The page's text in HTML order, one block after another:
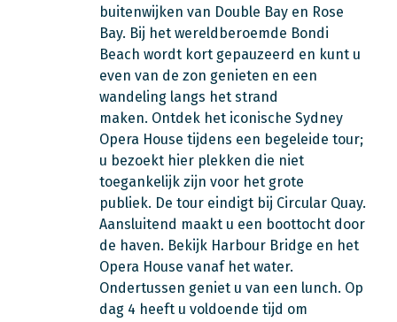
buitenwijken van Double Bay en Rose
Bay. Bij het wereldberoemde Bondi
Beach wordt kort gepauzeerd en kunt u
even van de zon genieten en een
wandeling langs het strand
maken. Ontdek het iconische Sydney
Opera House tijdens een begeleide tour;
u bezoekt hier plekken die niet
toegankelijk zijn voor het grote
publiek. De tour eindigt bij Circular Quay.
Aansluitend maakt u een boottocht door
de haven. Bekijk Harbour Bridge en het
Opera House vanaf het water.
Ondertussen geniet u van een lunch. Op
dag 4 heeft u voldoende tijd om